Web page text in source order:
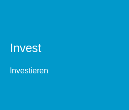
Invest
Investieren